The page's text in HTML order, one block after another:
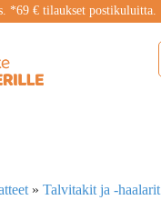
*69 € tilaukset postikuluitta.
»Talvitakit ja -haalarit